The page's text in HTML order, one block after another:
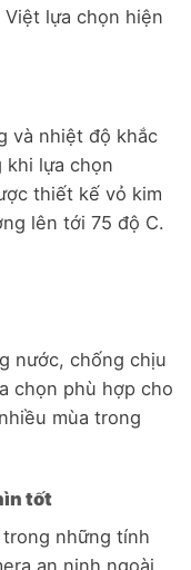
lựa chọn hiện
và nhiệt độ khắc
khi lựa chọn
thiết kế vỏ kim
lên tới 75 độ C.
nước, chống chịu
chọn phù hợp cho
mùa trong
tốt
những tính